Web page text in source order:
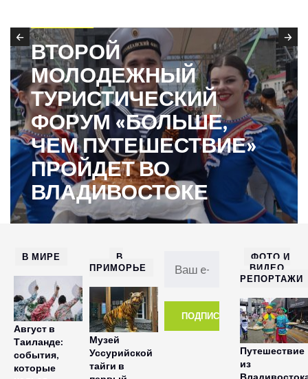
ВТОРОЙ
МОЛОДЕЖНЫЙ
ТУРИСТИЧЕСКИЙ
ФОРУМ «БОЛЬШЕ,
ЧЕМ ПУТЕШЕСТВИЕ»
ПРОЙДЕТ ВО
ВЛАДИВОСТОКЕ
В МИРЕ
Август в
Таиланде:
события,
которые
В
ПРИМОРЬЕ
Музей
Уссурийской
тайги в
ФОТО И
ВИДЕО
РЕПОРТАЖИ
Путешествие
из